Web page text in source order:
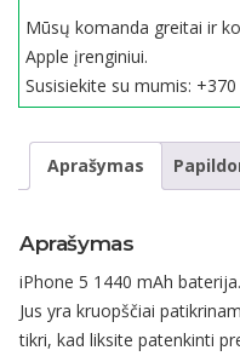
Mūsų komanda greitai ir
Apple įrenginiui.
Susisiekite su mumis:
Aprašymas
Aprašymas
iPhone 5 1440 mAh
Jus yra kruopščiai
tikri, kad liksite patenkinti